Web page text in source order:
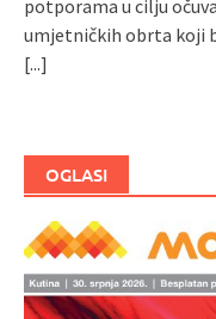
potporama u cilju
umjetničkih obrta koji
[...]
OGLASI